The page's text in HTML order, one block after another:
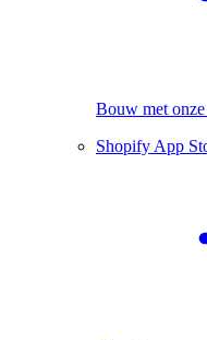
Bouw met
Shopify App